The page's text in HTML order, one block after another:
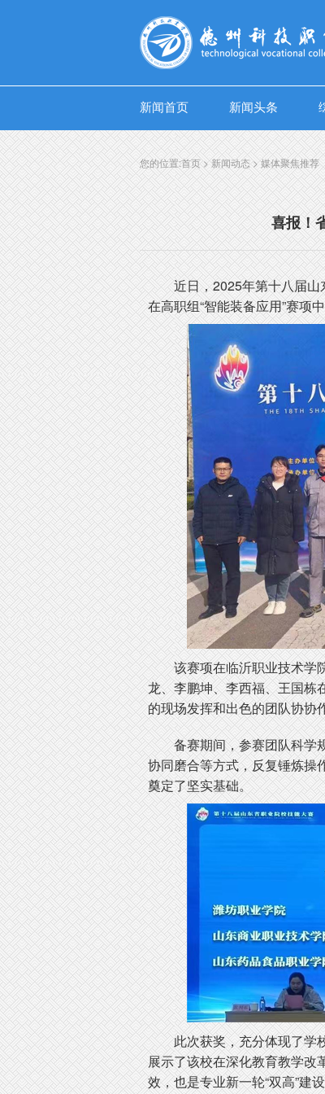
新闻首页 新闻头条
您的位置:首页>新闻动态>媒体聚焦推荐
喜报！
近日，2025年第十八届
在高职组“智能装备应用”赛项
该赛项在临沂职业技术学
龙、李鹏坤、李西福、王国栋
的现场发挥和出色的团队协协
备赛期间，参赛团队科学
协同磨合等方式，反复锤炼操
奠定了坚实基础。
此次获奖，充分体现了学
展示了该校在深化教育教学改
效，也是专业新一轮“双高”建